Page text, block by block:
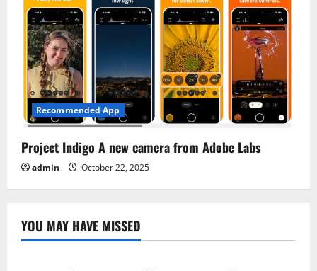
Recommended App
Project Indigo A new camera from Adobe Labs
admin October 22, 2025
YOU MAY HAVE MISSED